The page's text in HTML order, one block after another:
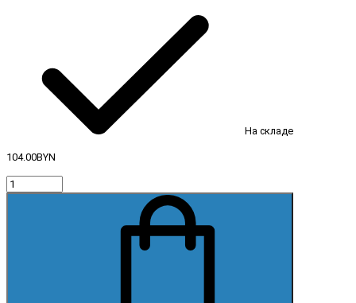
На складе
104.00BYN